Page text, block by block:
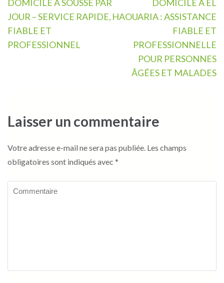
l’article
DOMICILE À SOUSSE PAR
JOUR – SERVICE RAPIDE,
FIABLE ET
PROFESSIONNEL
DOMICILE À EL
HAOUARIA : ASSISTANCE
FIABLE ET
PROFESSIONNELLE
POUR PERSONNES
ÂGÉES ET MALADES
Laisser un commentaire
Votre adresse e-mail ne sera pas publiée. Les champs
obligatoires sont indiqués avec *
Commentaire